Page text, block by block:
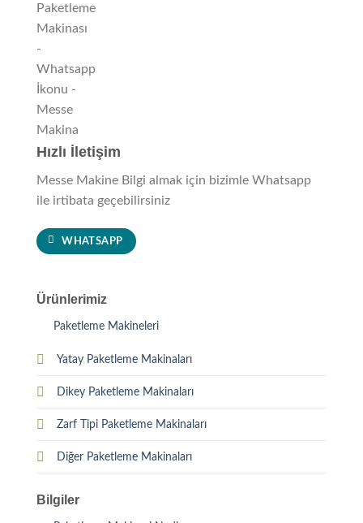
Ürünlerimiz
Paketleme Makineleri
Yatay Paketleme Makinaları
Dikey Paketleme Makinaları
Zarf Tipi Paketleme Makinaları
Diğer Paketleme Makinaları
Bilgiler
Hızlı İletişim
Messe Makine Bilgi almak için bizimle Whatsapp
ile irtibata geçebilirsiniz
WHATSAPP